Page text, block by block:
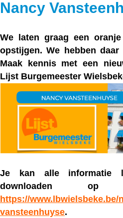
Nancy
We laten graag een oranje
opstijgen. We hebben
Maak kennis met een
Lijst Burgemeester
Je kan alle informatie
downloaden op
https://www.lbwielsbeke.be/
vansteenhuyse.